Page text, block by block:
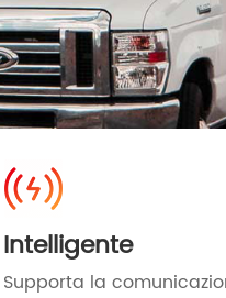
Intelligente
Supporta la